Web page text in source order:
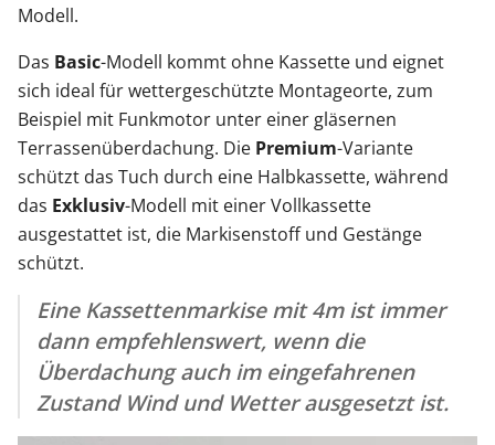
Modell.
Das Basic-Modell kommt ohne Kassette und eignet
sich ideal für wettergeschützte Montageorte, zum
Beispiel mit Funkmotor unter einer gläsernen
Terrassenüberdachung. Die Premium-Variante
schützt das Tuch durch eine Halbkassette, während
das Exklusiv-Modell mit einer Vollkassette
ausgestattet ist, die Markisenstoff und Gestänge
schützt.
Eine Kassettenmarkise mit 4m ist immer
dann empfehlenswert, wenn die
Überdachung auch im eingefahrenen
Zustand Wind und Wetter ausgesetzt ist.